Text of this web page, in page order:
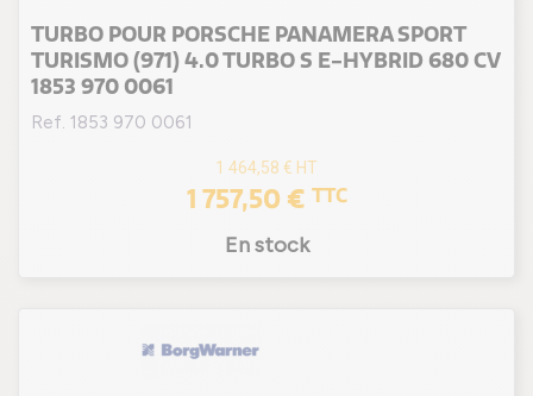
TURBO POUR PORSCHE PANAMERA SPORT
TURISMO (971) 4.0 TURBO S E-HYBRID 680 CV
1853 970 0061
Ref. 1853 970 0061
1 464,58 € HT
1 757,50 € TTC
En stock